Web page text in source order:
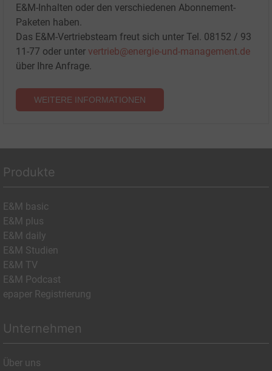
E&M-Inhalten oder den verschiedenen Abonnement-
Paketen haben.
Das E&M-Vertriebsteam freut sich unter Tel. 08152 / 93
11-77 oder unter vertrieb@energie-und-management.de
über Ihre Anfrage.
WEITERE INFORMATIONEN
Produkte
E&M basic
E&M plus
E&M daily
E&M Studien
E&M TV
E&M Podcast
epaper Registrierung
Unternehmen
Über uns